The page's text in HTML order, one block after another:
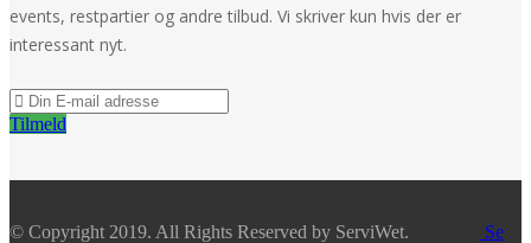
events, restpartier og andre tilbud. Vi skriver kun hvis der er
interessant nyt.
Tilmeld
© Copyright 2019. All Rights Reserved by ServiWet.
Se